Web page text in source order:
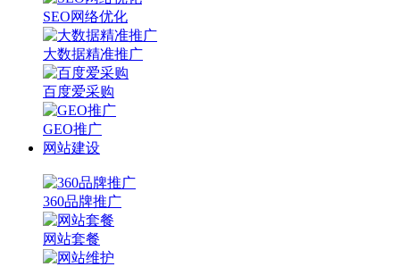
SEO网络优化
大数据精准推广
百度爱采购
GEO推广
网站建设
360品牌推广
网站套餐